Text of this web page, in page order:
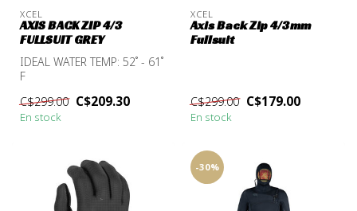
XCEL
AXIS BACK ZIP 4/3
FULLSUIT GREY
IDEAL WATER TEMP: 52˚ - 61˚
F
WARMTH
C$299.00 C$209.30
En stock
XCEL
Axis Back Zip 4/3mm
Fullsuit
C$299.00 C$179.00
En stock
-30%